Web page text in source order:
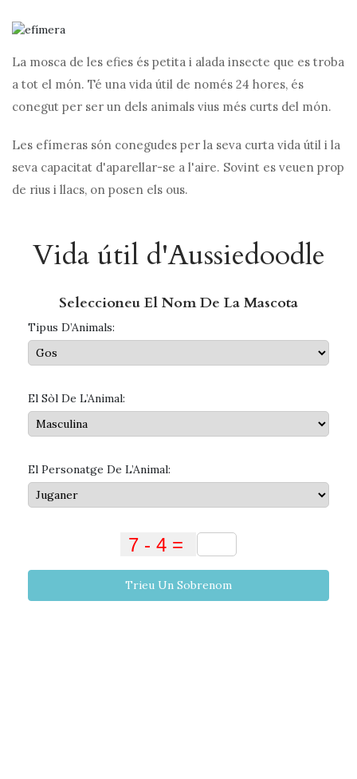
La mosca de les efies és petita i alada insecte que es troba
a tot el món. Té una vida útil de només 24 hores, és
conegut per ser un dels animals vius més curts del món.
Les efímeras són conegudes per la seva curta vida útil i la
seva capacitat d'aparellar-se a l'aire. Sovint es veuen prop
de rius i llacs, on posen els ous.
Vida útil d'Aussiedoodle
Seleccioneu El Nom De La Mascota
Tipus D’Animals:
El Sòl De L’Animal:
El Personatge De L’Animal:
Trieu Un Sobrenom